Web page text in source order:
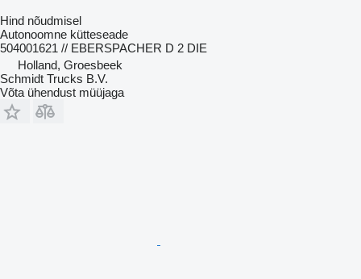
Hind nõudmisel
Autonoomne kütteseade
504001621 // EBERSPACHER D 2 DIE
Holland, Groesbeek
Schmidt Trucks B.V.
Võta ühendust müüjaga